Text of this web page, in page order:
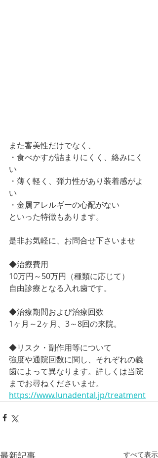
また審美性だけでなく、
・食べかすが詰まりにくく、絡みにく
い
・薄く軽く、弾力性があり装着感がよ
い
・金属アレルギーの心配がない
といった特徴もあります。
是非お気軽に、お問合せ下さいませ
◆治療費用
10万円～50万円（種類に応じて）
自由診療となる入れ歯です。
◆治療期間および治療回数
1ヶ月～2ヶ月、3～8回の来院。
◆リスク・副作用等について
強度や通院回数に関し、それぞれの義
歯によって異なります。詳しくは当院
までお尋ねくださいませ。
https://www.lunadental.jp/treatment
最新記事 すべて表示